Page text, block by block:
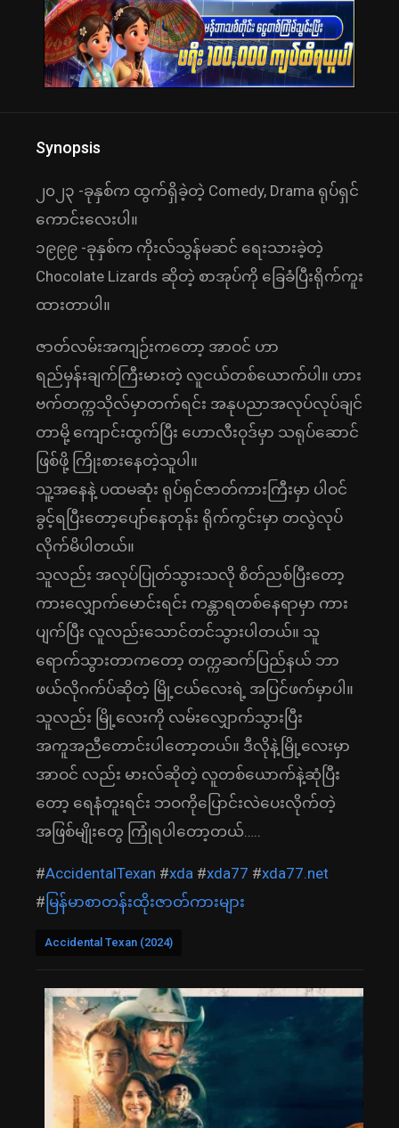
Synopsis
၂၀၂၃ -ခုနှစ်က ထွက်ရှိခဲ့တဲ့ Comedy, Drama ရုပ်ရှင်
ကောင်းလေးပါ။
၁၉၉၉ -ခုနှစ်က ကိုးလ်သွန်မဆင် ရေးသားခဲ့တဲ့
Chocolate Lizards ဆိုတဲ့ စာအုပ်ကို ခြေခံပြီးရိုက်ကူး
ထားတာပါ။
ဇာတ်လမ်းအကျဉ်းကတော့ အာဝင် ဟာ
ရည်မှန်းချက်ကြီးမားတဲ့ လူငယ်တစ်ယောက်ပါ။ ဟား
ဗက်တက္ကသိုလ်မှာတက်ရင်း အနုပညာအလုပ်လုပ်ချင်
တာမို့ ကျောင်းထွက်ပြီး ဟောလီးဝုဒ်မှာ သရုပ်ဆောင်
ဖြစ်ဖို့ ကြိုးစားနေတဲ့သူပါ။
သူ့အနေနဲ့ ပထမဆုံး ရုပ်ရှင်ဇာတ်ကားကြီးမှာ ပါဝင်
ခွင့်ရပြီးတော့ပျော်နေတုန်း ရိုက်ကွင်းမှာ တလွဲလုပ်
လိုက်မိပါတယ်။
သူလည်း အလုပ်ပြုတ်သွားသလို စိတ်ညစ်ပြီးတော့
ကားလျှောက်မောင်းရင်း ကန္တာရတစ်နေရာမှာ ကား
ပျက်ပြီး လူလည်းသောင်တင်သွားပါတယ်။ သူ
ရောက်သွားတာကတော့ တက္ကဆက်ပြည်နယ် ဘာ
ဖယ်လိုဂက်ပ်ဆိုတဲ့ မြို့ငယ်လေးရဲ့ အပြင်ဖက်မှာပါ။
သူလည်း မြို့လေးကို လမ်းလျှောက်သွားပြီး
အကူအညီတောင်းပါတော့တယ်။ ဒီလိုနဲ့မြို့လေးမှာ
အာဝင် လည်း မားလ်ဆိုတဲ့ လူတစ်ယောက်နဲ့ဆုံပြီး
တော့ ရေနံတူးရင်း ဘဝကိုပြောင်းလဲပေးလိုက်တဲ့
အဖြစ်မျိုးတွေ ကြုံရပါတော့တယ်…..
#AccidentalTexan #xda #xda77 #xda77.net
# မြန်မာစာတန်းထိုးဇာတ်ကားများ
Accidental Texan (2024)